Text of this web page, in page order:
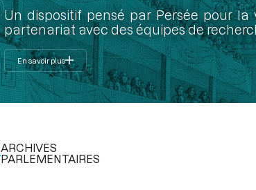
Un dispositif pensé par Persée pour
partenariat avec des équipes de
En savoir plus
ARCHIVES
PARLEMENTAIRES